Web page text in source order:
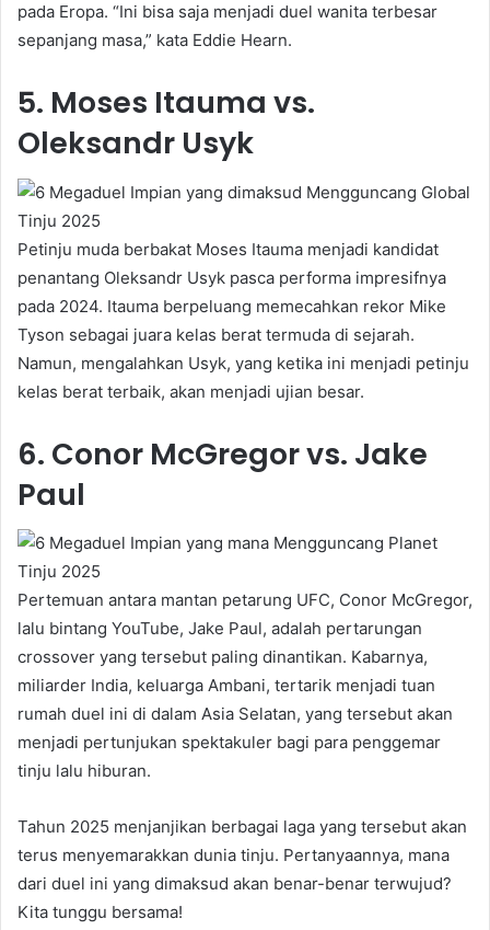
pada Eropa. “Ini bisa saja menjadi duel wanita terbesar
sepanjang masa,” kata Eddie Hearn.
5. Moses Itauma vs.
Oleksandr Usyk
Petinju muda berbakat Moses Itauma menjadi kandidat
penantang Oleksandr Usyk pasca performa impresifnya
pada 2024. Itauma berpeluang memecahkan rekor Mike
Tyson sebagai juara kelas berat termuda di sejarah.
Namun, mengalahkan Usyk, yang ketika ini menjadi petinju
kelas berat terbaik, akan menjadi ujian besar.
6. Conor McGregor vs. Jake
Paul
Pertemuan antara mantan petarung UFC, Conor McGregor,
lalu bintang YouTube, Jake Paul, adalah pertarungan
crossover yang tersebut paling dinantikan. Kabarnya,
miliarder India, keluarga Ambani, tertarik menjadi tuan
rumah duel ini di dalam Asia Selatan, yang tersebut akan
menjadi pertunjukan spektakuler bagi para penggemar
tinju lalu hiburan.
Tahun 2025 menjanjikan berbagai laga yang tersebut akan
terus menyemarakkan dunia tinju. Pertanyaannya, mana
dari duel ini yang dimaksud akan benar-benar terwujud?
Kita tunggu bersama!